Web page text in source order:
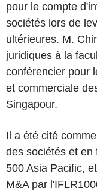
pour le compte
sociétés lors de
ultérieures. M.
juridiques à la
conférencier pour
et commerciale
Singapour.
Il a été cité
des sociétés et en
500 Asia Pacific,
M&A par